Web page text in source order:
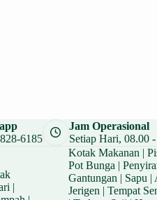
6185
Jam Operasional
Setiap Hari, 08.00
|
Kotak Makanan |
Pot Bunga |
Gantungan | Sapu |
Jerigen | Tempat